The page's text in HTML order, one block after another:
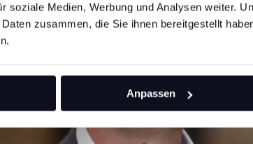
soziale Medien, Werbung und Analysen weiter.
zusammen, die Sie ihnen bereitgestellt
Anpassen